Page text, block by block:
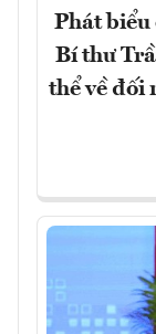
Phát biểu
Bí thư
thể về đối